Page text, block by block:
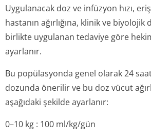
Uygulanacak doz ve infüzyon hızı,
hastanın ağırlığına, klinik ve
birlikte uygulanan tedaviye göre
ayarlanır.
Bu popülasyonda genel olarak 24
dozunda önerilir ve bu doz vücut
aşağıdaki şekilde ayarlanır:
0–10 kg : 100 ml/kg/gün